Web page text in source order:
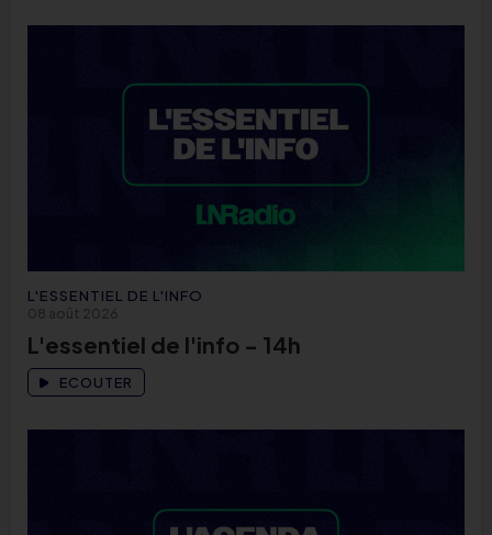
L'ESSENTIEL DE L'INFO
08 août 2026
L'essentiel de l'info - 14h
ECOUTER